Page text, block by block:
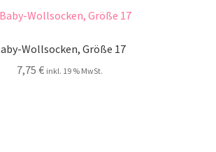
Wollsocken, Größe 17
7,75 € inkl. 19 % MwSt.